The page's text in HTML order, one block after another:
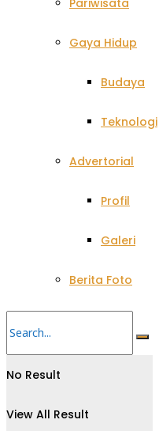
Pariwisata
Gaya Hidup
Budaya
Teknologi
Advertorial
Profil
Galeri
Berita Foto
No Result
View All Result